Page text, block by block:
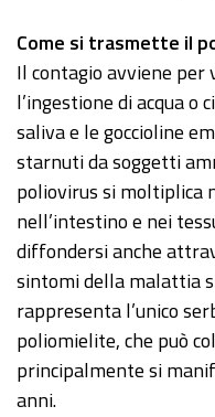
Come si trasmette il
Il contagio avviene
l’ingestione di acqua
saliva e le goccioline
starnuti da soggetti
poliovirus si moltiplica
nell’intestino e nei
diffondersi anche
sintomi della malattia
rappresenta l’unico
poliomielite, che può
principalmente si
anni.